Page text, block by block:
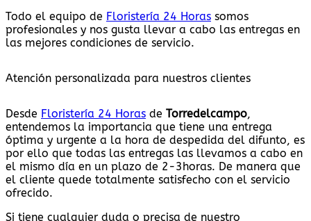
Todo el equipo de Floristería 24 Horas somos
profesionales y nos gusta llevar a cabo las entregas en
las mejores condiciones de servicio.
Atención personalizada para nuestros clientes
Desde Floristería 24 Horas de Torredelcampo,
entendemos la importancia que tiene una entrega
óptima y urgente a la hora de despedida del difunto, es
por ello que todas las entregas las llevamos a cabo en
el mismo día en un plazo de 2-3horas. De manera que
el cliente quede totalmente satisfecho con el servicio
ofrecido.
Si tiene cualquier duda o precisa de nuestro